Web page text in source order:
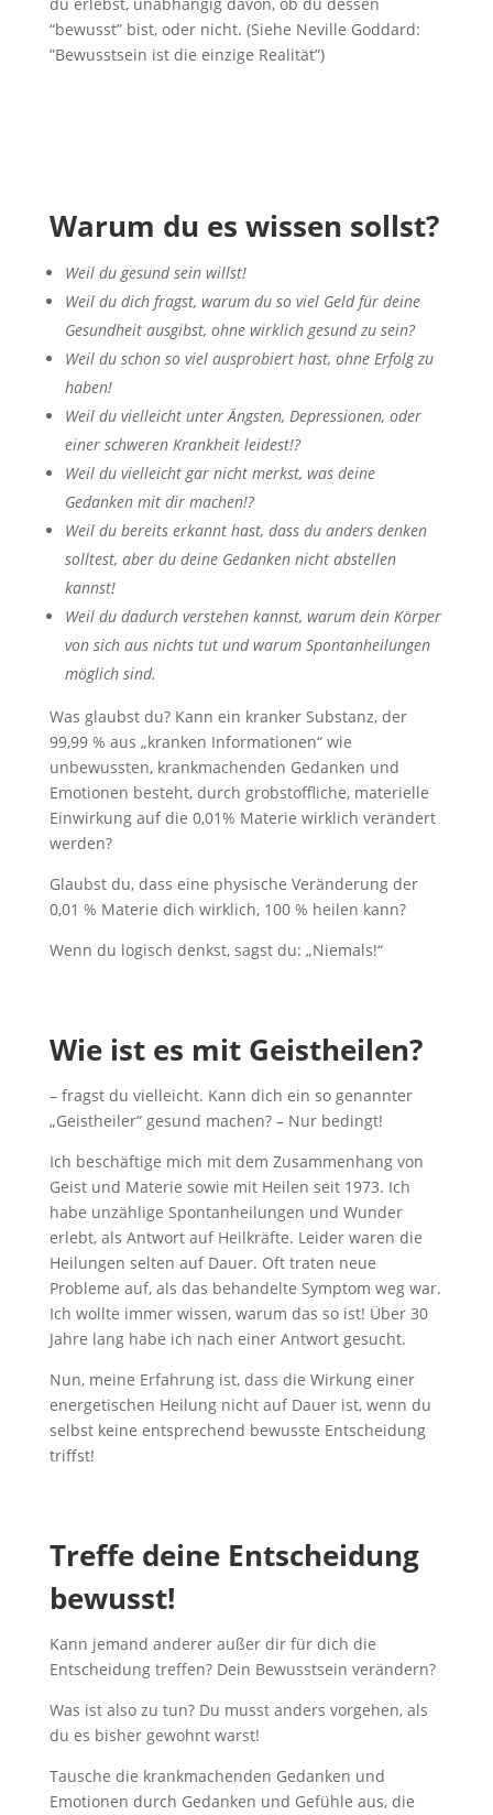
“bewusst” bist, oder nicht. (Siehe Neville Goddard:
”Bewusstsein ist die einzige Realität”)
Warum du es wissen sollst?
Weil du gesund sein willst!
Weil du dich fragst, warum du so viel Geld für deine
Gesundheit ausgibst, ohne wirklich gesund zu sein?
Weil du schon so viel ausprobiert hast, ohne Erfolg zu
haben!
Weil du vielleicht unter Ängsten, Depressionen, oder
einer schweren Krankheit leidest!?
Weil du vielleicht gar nicht merkst, was deine
Gedanken mit dir machen!?
Weil du bereits erkannt hast, dass du anders denken
solltest, aber du deine Gedanken nicht abstellen
kannst!
Weil du dadurch verstehen kannst, warum dein Körper
von sich aus nichts tut und warum Spontanheilungen
möglich sind.
Was glaubst du? Kann ein kranker Substanz, der
99,99 % aus „kranken Informationen“ wie
unbewussten, krankmachenden Gedanken und
Emotionen besteht, durch grobstoffliche, materielle
Einwirkung auf die 0,01% Materie wirklich verändert
werden?
Glaubst du, dass eine physische Veränderung der
0,01 % Materie dich wirklich, 100 % heilen kann?
Wenn du logisch denkst, sagst du: „Niemals!“
Wie ist es mit Geistheilen?
– fragst du vielleicht. Kann dich ein so genannter
„Geistheiler“ gesund machen? – Nur bedingt!
Ich beschäftige mich mit dem Zusammenhang von
Geist und Materie sowie mit Heilen seit 1973. Ich
habe unzählige Spontanheilungen und Wunder
erlebt, als Antwort auf Heilkräfte. Leider waren die
Heilungen selten auf Dauer. Oft traten neue
Probleme auf, als das behandelte Symptom weg war.
Ich wollte immer wissen, warum das so ist! Über 30
Jahre lang habe ich nach einer Antwort gesucht.
Nun, meine Erfahrung ist, dass die Wirkung einer
energetischen Heilung nicht auf Dauer ist, wenn du
selbst keine entsprechend bewusste Entscheidung
triffst!
Treffe deine Entscheidung
bewusst!
Kann jemand anderer außer dir für dich die
Entscheidung treffen? Dein Bewusstsein verändern?
Was ist also zu tun? Du musst anders vorgehen, als
du es bisher gewohnt warst!
Tausche die krankmachenden Gedanken und
Emotionen durch Gedanken und Gefühle aus, die